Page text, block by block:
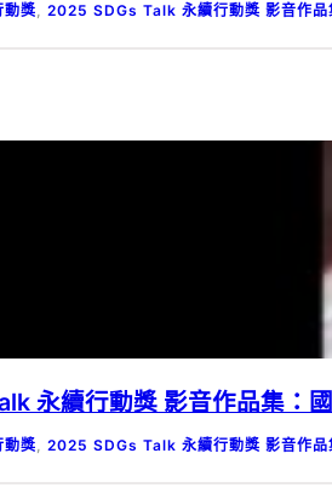
獎, 2025 SDGs Talk 永續行動獎 影音作品
永續行動獎 影音作品集：
獎 2025 SDGs Talk 永續行動獎 影音作品